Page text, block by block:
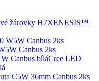
XENESIS™
Canbus 2ks
Cree LED